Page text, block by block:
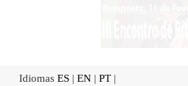
Idiomas ES | EN | PT |